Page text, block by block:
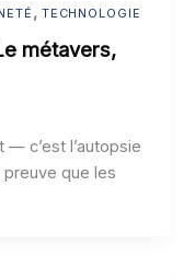
, TECHNOLOGIE
métavers,
— c’est l’autopsie
preuve que les